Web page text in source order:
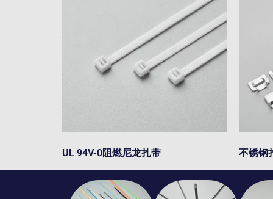
UL 94V-0阻燃尼龙扎带 不锈钢